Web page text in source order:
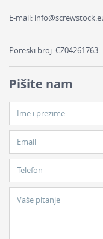
E-mail:
Poreski broj: CZ04261763
Pišite nam
Ime i prezime
Email
Telefon
Vaše pitanje